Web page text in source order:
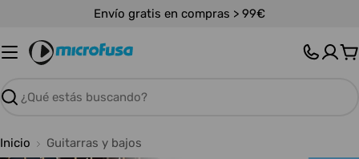
contenido
Envío gratis en compras > 99€
Buscar
Inicio Guitarras y bajos